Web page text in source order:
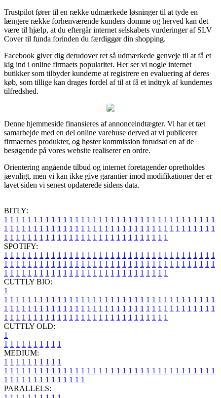
Trustpilot fører til en række udmærkede løsninger til at tyde en
længere række forhenværende kunders domme og herved kan det
være til hjælp, at du eftergår internet selskabets vurderinger af SLV
Cover til funda forinden du færdiggør din shopping.
Facebook giver dig derudover ret så udmærkede genveje til at få et
kig ind i online firmaets popularitet. Her ser vi nogle internet
butikker som tilbyder kunderne at registrere en evaluering af deres
køb, som tillige kan drages fordel af til at få et indtryk af kundernes
tilfredshed.
Denne hjemmeside finansieres af annonceindtægter. Vi har et tæt
samarbejde med en del online varehuse derved at vi publicerer
firmaernes produkter, og høster kommission forudsat en af de
besøgende på vores website realiserer en ordre.
Orientering angående tilbud og internet foretagender opretholdes
jævnligt, men vi kan ikke give garantier imod modifikationer der er
lavet siden vi senest opdaterede sidens data.
BITLY:
1 1 1 1 1 1 1 1 1 1 1 1 1 1 1 1 1 1 1 1 1 1 1 1 1 1 1 1 1 1 1 1 1 1 1 1
1 1 1 1 1 1 1 1 1 1 1 1 1 1 1 1 1 1 1 1 1 1 1 1 1 1 1 1 1 1 1 1 1 1 1 1
1 1 1 1 1 1 1 1 1 1 1 1 1 1 1 1 1 1 1 1 1 1 1 1 1 1 1 1
SPOTIFY:
1 1 1 1 1 1 1 1 1 1 1 1 1 1 1 1 1 1 1 1 1 1 1 1 1 1 1 1 1 1 1 1 1 1 1 1
1 1 1 1 1 1 1 1 1 1 1 1 1 1 1 1 1 1 1 1 1 1 1 1 1 1 1 1 1 1 1 1 1 1 1 1
1 1 1 1 1 1 1 1 1 1 1 1 1 1 1 1 1 1 1 1 1 1 1 1 1 1 1 1
CUTTLY BIO:
1
1 1 1 1 1 1 1 1 1 1 1 1 1 1 1 1 1 1 1 1 1 1 1 1 1 1 1 1 1 1 1 1 1 1 1 1
1 1 1 1 1 1 1 1 1 1 1 1 1 1 1 1 1 1 1 1 1 1 1 1 1 1 1 1 1 1 1 1 1 1 1 1
1 1 1 1 1 1 1 1 1 1 1 1 1 1 1 1 1 1 1 1 1 1 1 1 1 1 1 1
CUTTLY OLD:
1
1 1 1 1 1 1 1 1 1 1
MEDIUM:
1 1 1 1 1 1 1 1 1 1
1 1 1 1 1 1 1 1 1 1 1 1 1 1 1 1 1 1 1 1 1 1 1 1 1 1 1 1 1 1 1 1 1 1 1 1
1 1 1 1 1 1 1 1 1 1 1 1 1 1
PARALLELS: